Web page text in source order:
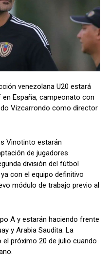
venezolana U20 estará
España, campeonato con
Vizcarrondo como director
Vinotinto estarán
de jugadores
división del fútbol
con el equipo definitivo
módulo de trabajo previo al
A y estarán haciendo frente
y Arabia Saudita. La
próximo 20 de julio cuando